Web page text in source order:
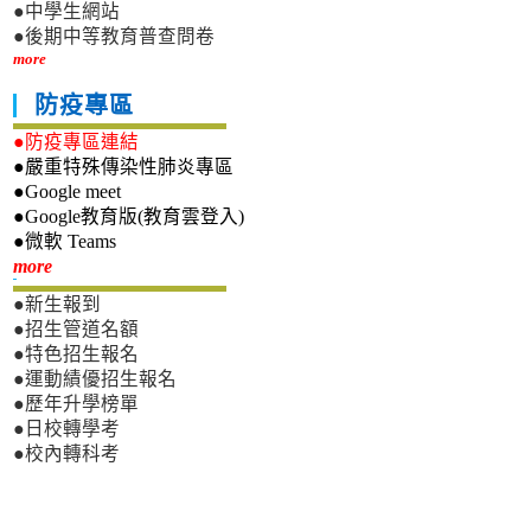
●中學生網站
●後期中等教育普查問卷
more
防疫專區
●防疫專區連結
●嚴重特殊傳染性肺炎專區
●Google meet
●Google教育版(教育雲登入)
●微軟 Teams
more新生專區
●新生報到
●招生管道名額
●特色招生報名
●運動績優招生報名
●歷年升學榜單
●日校轉學考
●校內轉科考